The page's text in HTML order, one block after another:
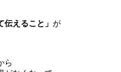
伝えること」 が
ら